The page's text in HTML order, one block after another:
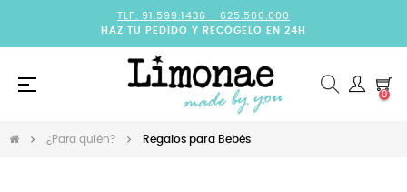
TLF. 91.599.1436 - 625.500.000
HAZ TU PEDIDO Y RECÓGELO EN 24H
Navegación
☰
0
¿Para quién? Regalos para Bebés